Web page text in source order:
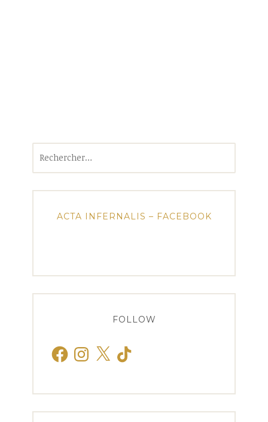
ACTA INFERNALIS – FACEBOOK
FOLLOW
FacebookInstagram
X TikTok